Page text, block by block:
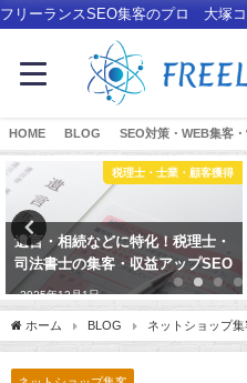
フリーランスSEO集客のプロ 大塚
HOME BLOG SEO対策・WEB集客
税理士・士業・顧客獲得
遺言・相続などに特化！税理士・
司法書士の集客・収益アップSEO
2025年12月1日
ホーム BLOG ネットショップ集
ピーターを増やそう